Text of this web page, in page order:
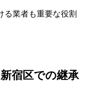
る業者も重要な役割
宿区での継承